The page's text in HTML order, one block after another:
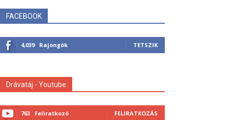
FACEBOOK
4,039 Rajongók TETSZIK
Drávatáj - Youtube
763 Feliratkozó FELIRATKOZÁS